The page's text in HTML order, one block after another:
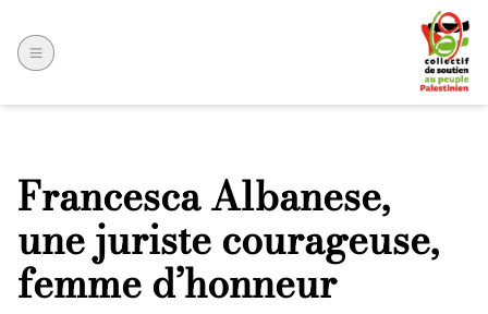
Francesca Albanese,
une juriste courageuse,
femme d’honneur